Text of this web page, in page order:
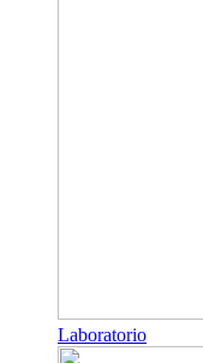
Laboratorio